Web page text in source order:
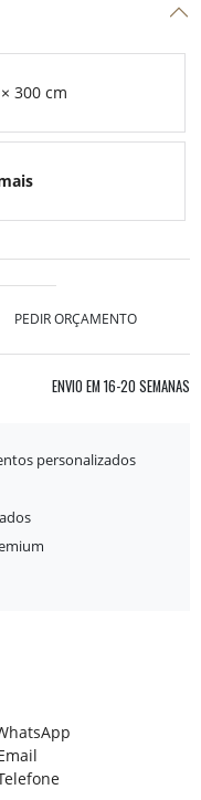
300 cm
PEDIR ORÇAMENTO
ENVIO EM 16-20 SEMANAS
personalizados